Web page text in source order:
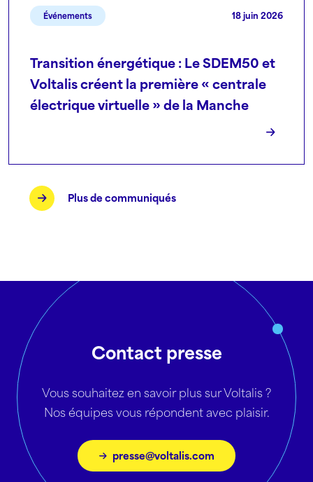
Événements 18 juin 2026
Transition énergétique : Le SDEM50 et
Voltalis créent la première « centrale
électrique virtuelle » de la Manche
Plus de communiqués
Contact presse
Vous souhaitez en savoir plus sur Voltalis ?
Nos équipes vous répondent avec plaisir.
presse@voltalis.com